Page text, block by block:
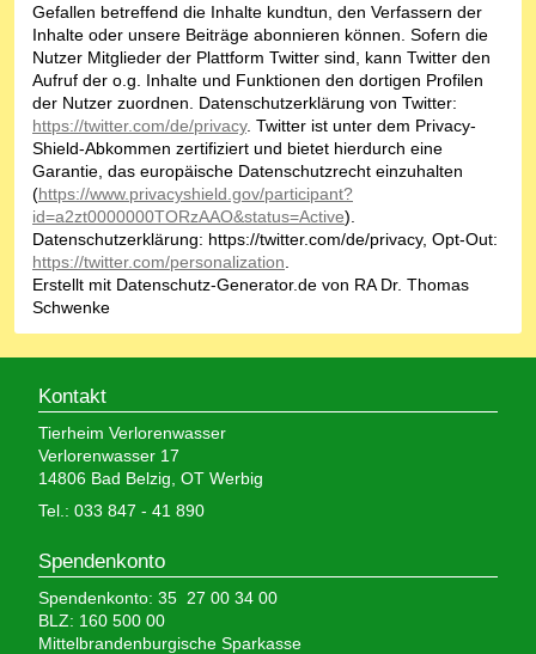
Gefallen betreffend die Inhalte kundtun, den Verfassern der
Inhalte oder unsere Beiträge abonnieren können. Sofern die
Nutzer Mitglieder der Plattform Twitter sind, kann Twitter den
Aufruf der o.g. Inhalte und Funktionen den dortigen Profilen
der Nutzer zuordnen. Datenschutzerklärung von Twitter:
https://twitter.com/de/privacy. Twitter ist unter dem Privacy-
Shield-Abkommen zertifiziert und bietet hierdurch eine
Garantie, das europäische Datenschutzrecht einzuhalten
(https://www.privacyshield.gov/participant?
id=a2zt0000000TORzAAO&status=Active).
Datenschutzerklärung: https://twitter.com/de/privacy, Opt-Out:
https://twitter.com/personalization
Erstellt mit Datenschutz-Generator.de von RA Dr. Thomas
Schwenke
Kontakt
Tierheim Verlorenwasser
Verlorenwasser 17
14806 Bad Belzig, OT Werbig
Tel.: 033 847 - 41 890
Spendenkonto
Spendenkonto: 35 27 00 34 00
BLZ: 160 500 00
Mittelbrandenburgische Sparkasse